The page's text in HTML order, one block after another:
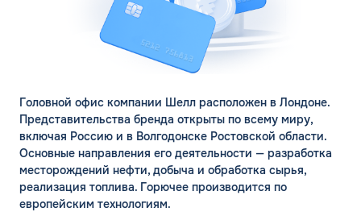
Головной офис компании Шелл расположен в Лондоне.
Представительства бренда открыты по всему миру,
включая Россию и в Волгодонске Ростовской области.
Основные направления его деятельности — разработка
месторождений нефти, добыча и обработка сырья,
реализация топлива. Горючее производится по
европейским технологиям.